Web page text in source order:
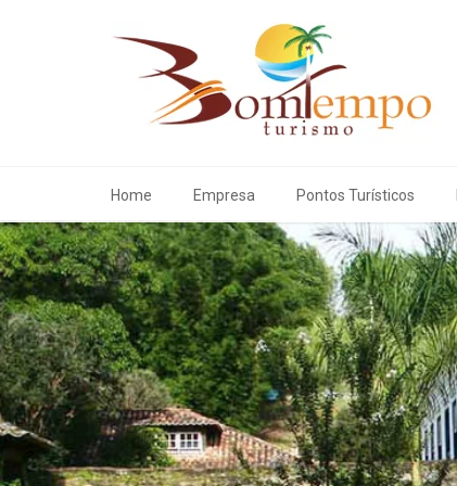
Home Empresa Pontos Turísticos